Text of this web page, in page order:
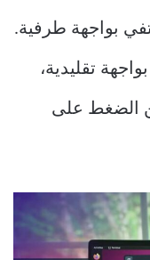
بواجهة طرفية.
تقليدية،
يزيد من الضغط على